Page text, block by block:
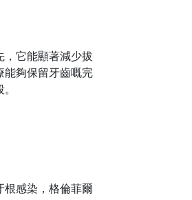
，它能顯著減少拔
能夠保留牙齒嘅完
根感染，格倫菲爾